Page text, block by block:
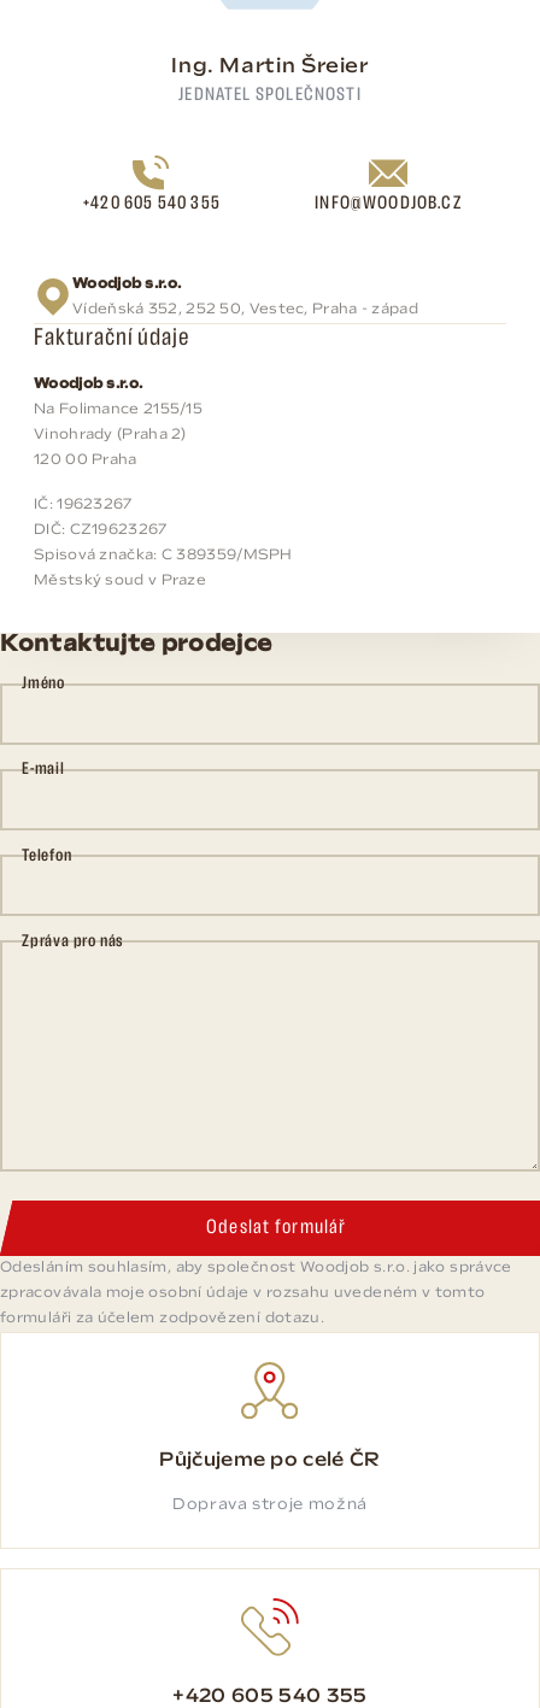
Ing. Martin Šreier
JEDNATEL SPOLEČNOSTI
+420 605 540 355 INFO@WOODJOB.CZ
Woodjob s.r.o.
Vídeňská 352, 252 50, Vestec, Praha - západ
Fakturační údaje
Woodjob s.r.o.
Na Folimance 2155/15
Vinohrady (Praha 2)
120 00 Praha
IČ: 19623267
DIČ: CZ19623267
Spisová značka: C 389359/MSPH
Městský soud v Praze
Kontaktujte prodejce
Jméno
E-mail
Telefon
Zpráva pro nás
Odeslat formulář
Odesláním souhlasím, aby společnost Woodjob s.r.o. jako správce
zpracovávala moje osobní údaje v rozsahu uvedeném v tomto
formuláři za účelem zodpovězení dotazu.
Půjčujeme po celé ČR
Doprava stroje možná
+420 605 540 355